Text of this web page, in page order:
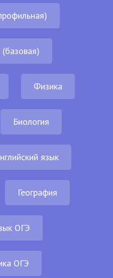
Физика
Биология
язык
География
ОГЭ
ОГЭ